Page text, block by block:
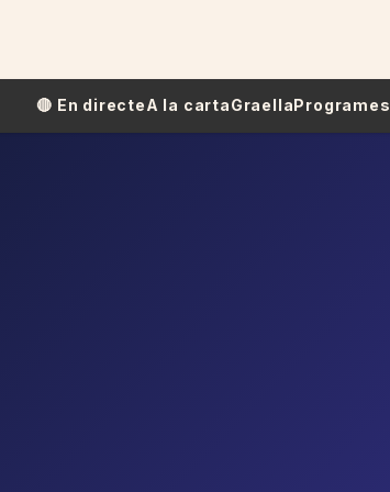
🔴​​ En directeA la cartaGraellaProgrames